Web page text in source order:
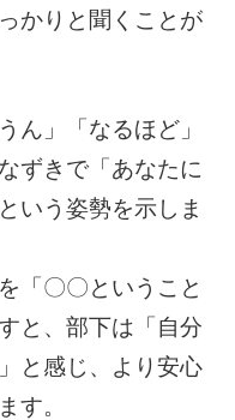
かりと聞くことが
ん」「なるほど」
ずきで「あなたに
いう姿勢を示しま
「〇〇ということ
と、部下は「自分
と感じ、より安心
す。